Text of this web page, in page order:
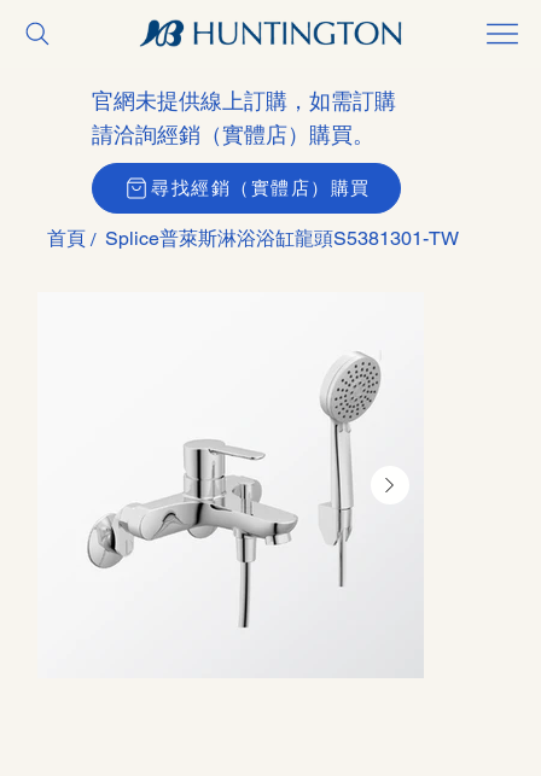
首頁 / Splice普萊斯淋浴浴缸龍頭S5381301-TW
官網未提供線上訂購，如需訂購
請洽詢經銷（實體店）購買。
尋找經銷（實體店）購買